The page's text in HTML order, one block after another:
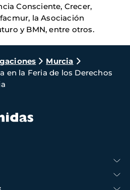
Consciente, Crecer,
la Asociación
y BMN, entre otros.
Murcia
en la Feria de los Derechos